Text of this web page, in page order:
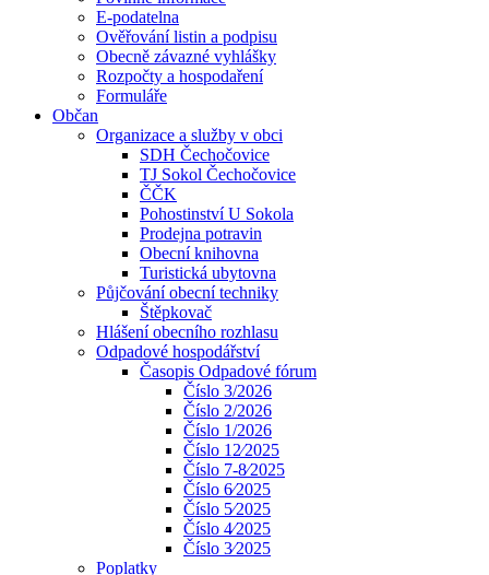
E-podatelna
Ověřování listin a podpisu
Obecně závazné vyhlášky
Rozpočty a hospodaření
Formuláře
Občan
Organizace a služby v obci
SDH Čechočovice
TJ Sokol Čechočovice
ČČK
Pohostinství U Sokola
Prodejna potravin
Obecní knihovna
Turistická ubytovna
Půjčování obecní techniky
Štěpkovač
Hlášení obecního rozhlasu
Odpadové hospodářství
Časopis Odpadové fórum
Číslo 3/2026
Číslo 2/2026
Číslo 1/2026
Číslo 12⁄2025
Číslo 7-8⁄2025
Číslo 6⁄2025
Číslo 5⁄2025
Číslo 4⁄2025
Číslo 3⁄2025
Poplatky